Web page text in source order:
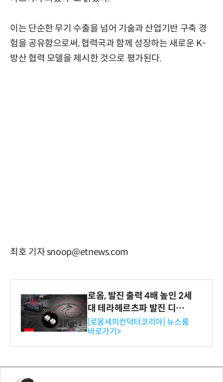
이는 단순한 무기 수출을 넘어 기술과 산업기반 구축 경
험을 공유함으로써, 협력국과 함께 성장하는 새로운 K-
방산 협력 모델을 제시한 것으로 평가된다.
최호 기자 snoop@etnews.com
로옴, 발진 출력 4배 높인 2세
대 테라헤르츠파 발진 디바이
스 개발
[로옴세미컨덕터코리아] 뉴스룸
바로가기>